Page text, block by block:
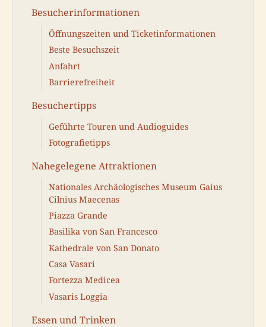
Besucherinformationen
Öffnungszeiten und Ticketinformationen
Beste Besuchszeit
Anfahrt
Barrierefreiheit
Besuchertipps
Geführte Touren und Audioguides
Fotografietipps
Nahegelegene Attraktionen
Nationales Archäologisches Museum Gaius
Cilnius Maecenas
Piazza Grande
Basilika von San Francesco
Kathedrale von San Donato
Casa Vasari
Fortezza Medicea
Vasaris Loggia
Essen und Trinken